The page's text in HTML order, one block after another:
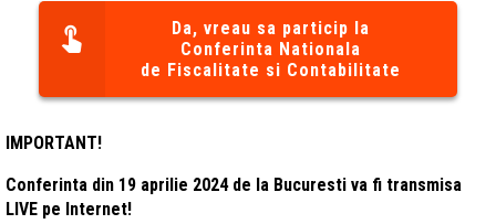
Da, vreau sa particip la
Conferinta Nationala
de Fiscalitate si Contabilitate
IMPORTANT!
Conferinta din 19 aprilie 2024 de la Bucuresti va fi transmisa
LIVE pe Internet!